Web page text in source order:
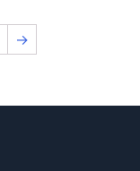
→